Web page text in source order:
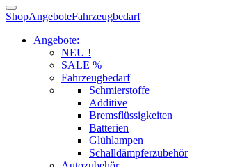
ShopAngeboteFahrzeugbedarf
Angebote:
NEU !
SALE %
Fahrzeugbedarf
Schmierstoffe
Additive
Bremsflüssigkeiten
Batterien
Glühlampen
Schalldämpferzubehör